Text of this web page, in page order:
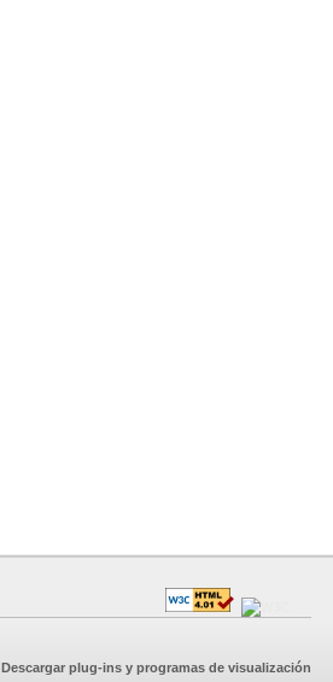
Descargar plug-ins y programas de visualización